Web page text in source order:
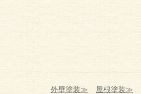
外壁塗装≫ 屋根塗装≫